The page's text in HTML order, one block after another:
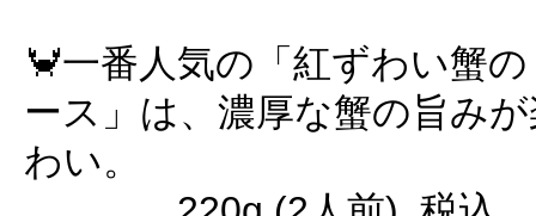
🦀一番人気の「紅ずわい蟹
ース」は、濃厚な蟹の旨み
わい。